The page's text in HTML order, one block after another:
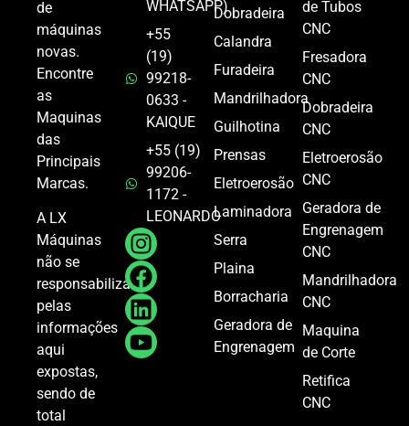
de
máquinas
novas.
Encontre
as
Maquinas
das
Principais
Marcas.
A LX
Máquinas
não se
responsabiliza
pelas
informações
aqui
expostas,
sendo de
total
WHATSAPP)
+55
(19)
99218-
0633 -
KAIQUE
+55 (19)
99206-
1172 -
LEONARDO
Dobradeira
Calandra
Furadeira
Mandrilhadora
Guilhotina
Prensas
Eletroerosão
Laminadora
Serra
Plaina
Borracharia
Geradora de
Engrenagem
de Tubos
CNC
Fresadora
CNC
Dobradeira
CNC
Eletroerosão
CNC
Geradora de
Engrenagem
CNC
Mandrilhadora
CNC
Maquina
de Corte
Retifica
CNC